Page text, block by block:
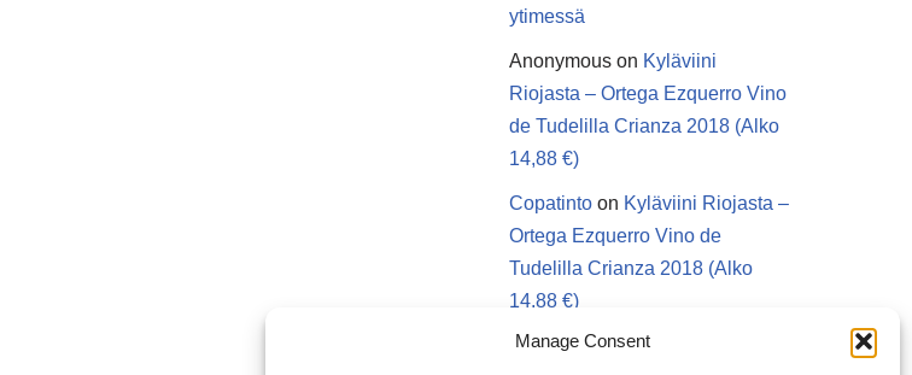
Manage Consent
ytimessä
Anonymouson Kyläviini
Riojasta – Ortega Ezquerro Vino
de Tudelilla Crianza 2018 (Alko
14,88 €)
Copatintoon Kyläviini Riojasta –
Ortega Ezquerro Vino de
Tudelilla Crianza 2018 (Alko
14,88 €)
Sanna van Herwaarden